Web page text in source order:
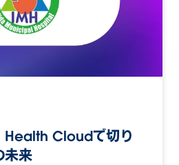
Health Cloudで切り
未来